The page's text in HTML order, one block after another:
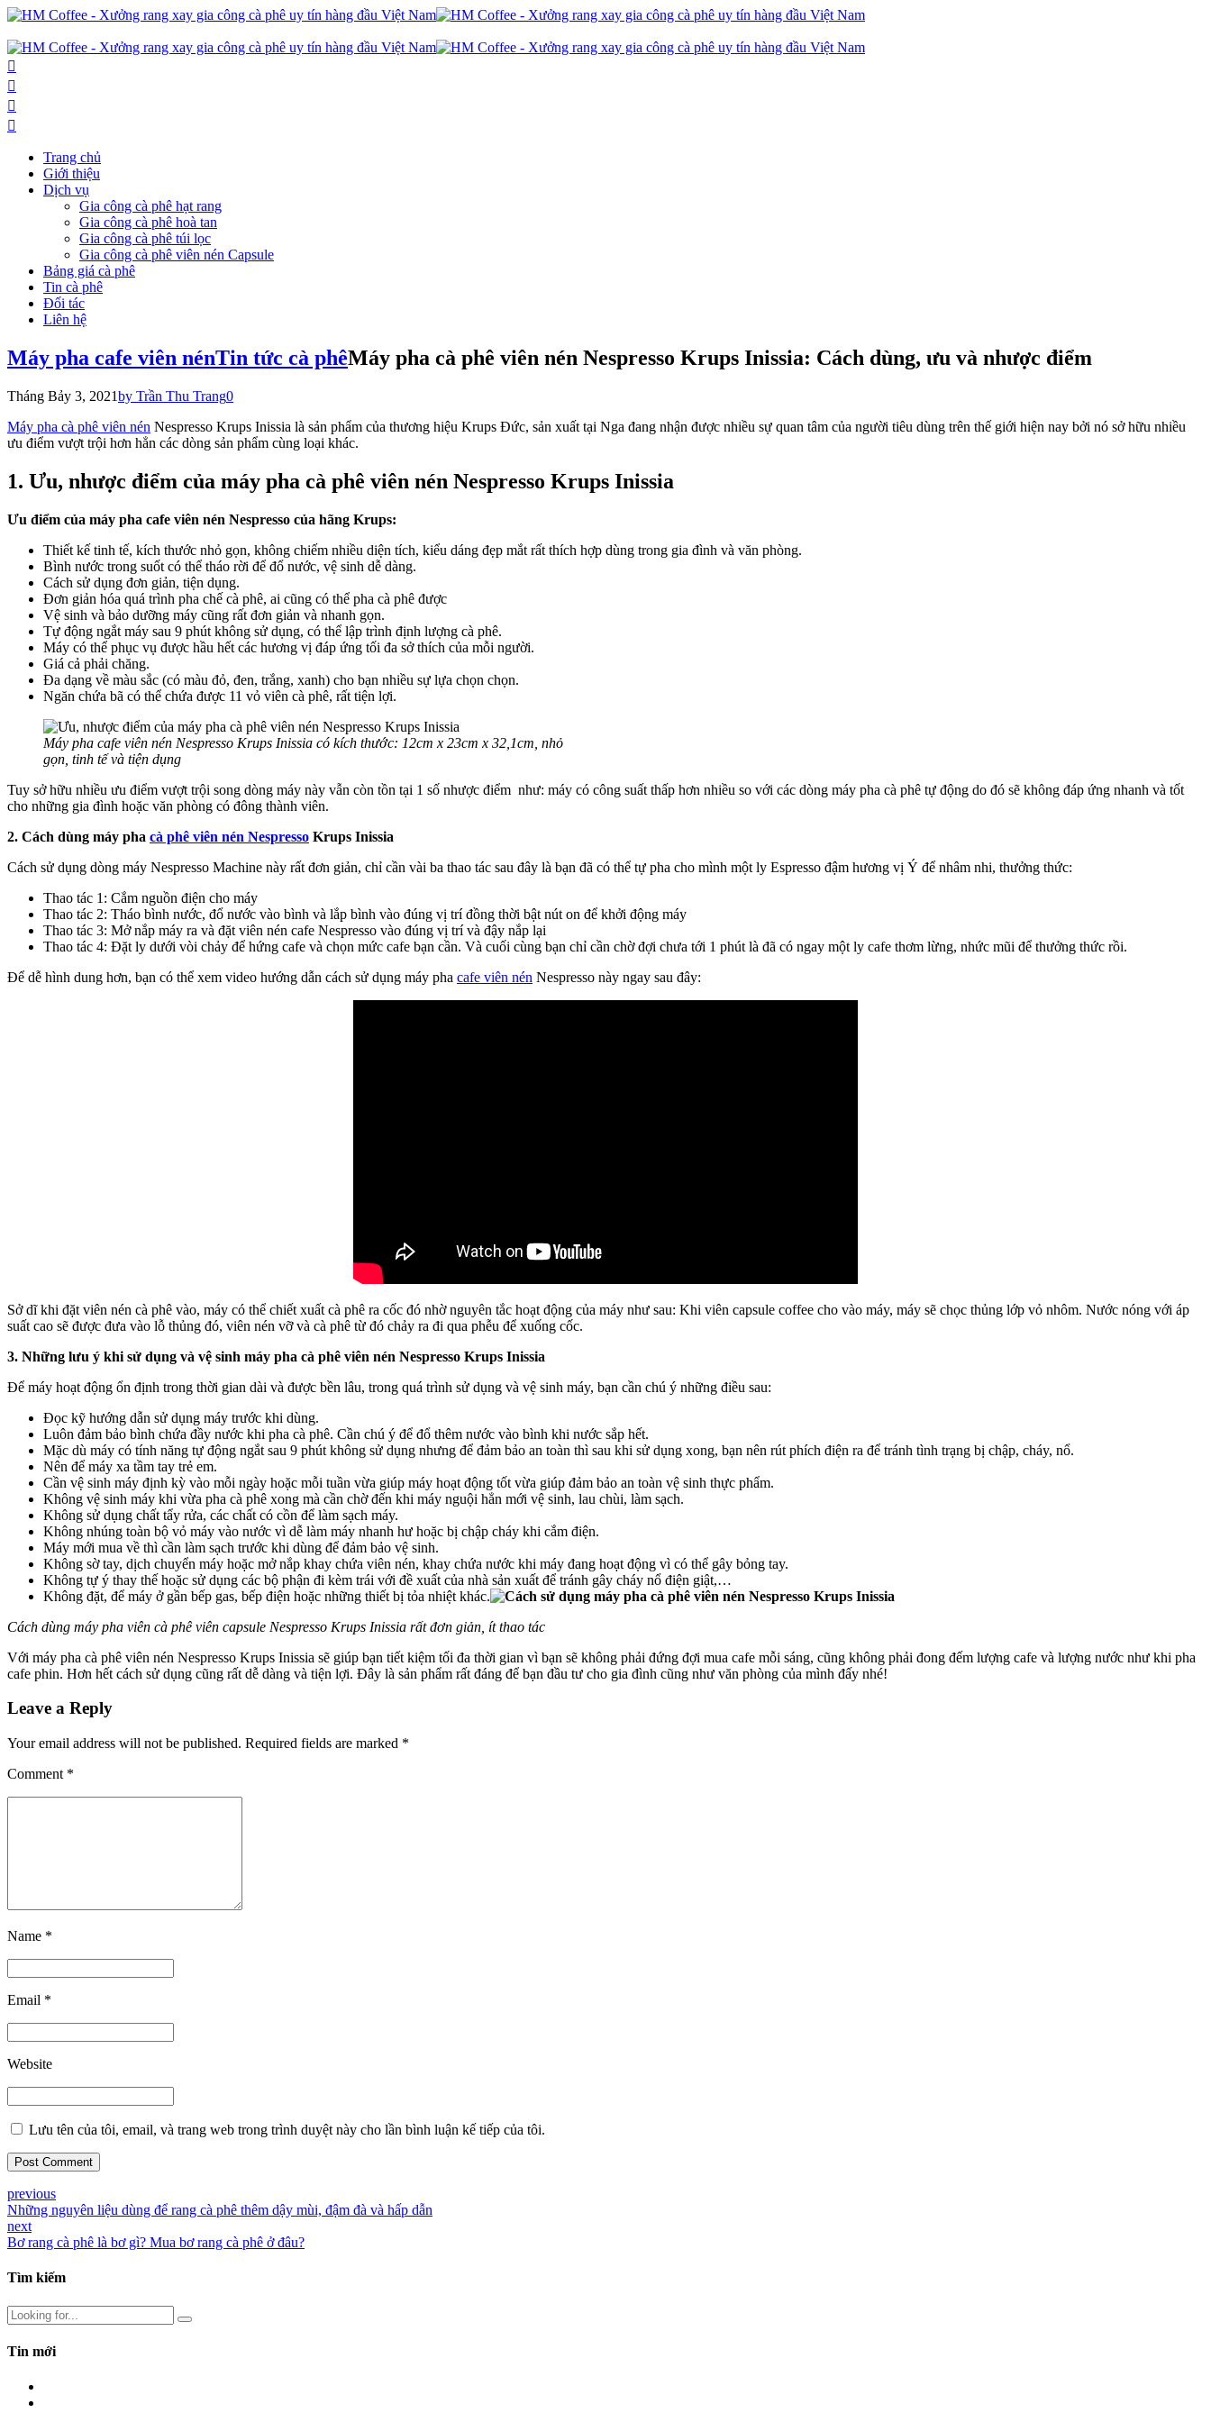
Trang chủ
Giới thiệu
Dịch vụ
Gia công cà phê hạt rang
Gia công cà phê hoà tan
Gia công cà phê túi lọc
Gia công cà phê viên nén Capsule
Bảng giá cà phê
Tin cà phê
Đối tác
Liên hệ
Máy pha cafe viên nénTin tức cà phêMáy pha cà phê viên nén Nespresso Krups Inissia: Cách dùng, ưu và nhược điểm
Tháng Bảy 3, 2021by Trần Thu Trang0
Máy pha cà phê viên nén Nespresso Krups Inissia là sản phẩm của thương hiệu Krups Đức, sản xuất tại Nga đang nhận được nhiều sự quan tâm của người tiêu dùng trên thế giới hiện nay bởi nó sở hữu nhiều
ưu điểm vượt trội hơn hẳn các dòng sản phẩm cùng loại khác.
1. Ưu, nhược điểm của máy pha cà phê viên nén Nespresso Krups Inissia
Ưu điểm của máy pha cafe viên nén Nespresso của hãng Krups:
Thiết kế tinh tế, kích thước nhỏ gọn, không chiếm nhiều diện tích, kiểu dáng đẹp mắt rất thích hợp dùng trong gia đình và văn phòng.
Bình nước trong suốt có thể tháo rời để đổ nước, vệ sinh dễ dàng.
Cách sử dụng đơn giản, tiện dụng.
Đơn giản hóa quá trình pha chế cà phê, ai cũng có thể pha cà phê được
Vệ sinh và bảo dưỡng máy cũng rất đơn giản và nhanh gọn.
Tự động ngắt máy sau 9 phút không sử dụng, có thể lập trình định lượng cà phê.
Máy có thể phục vụ được hầu hết các hương vị đáp ứng tối đa sở thích của mỗi người.
Giá cả phải chăng.
Đa dạng về màu sắc (có màu đỏ, đen, trắng, xanh) cho bạn nhiều sự lựa chọn chọn.
Ngăn chứa bã có thể chứa được 11 vỏ viên cà phê, rất tiện lợi.
Máy pha cafe viên nén Nespresso Krups Inissia có kích thước: 12cm x 23cm x 32,1cm, nhỏ
gọn, tinh tế và tiện dụng
Tuy sở hữu nhiều ưu điểm vượt trội song dòng máy này vẫn còn tồn tại 1 số nhược điểm như: máy có công suất thấp hơn nhiều so với các dòng máy pha cà phê tự động do đó sẽ không đáp ứng nhanh và tốt
cho những gia đình hoặc văn phòng có đông thành viên.
2. Cách dùng máy pha cà phê viên nén Nespresso Krups Inissia
Cách sử dụng dòng máy Nespresso Machine này rất đơn giản, chỉ cần vài ba thao tác sau đây là bạn đã có thể tự pha cho mình một ly Espresso đậm hương vị Ý để nhâm nhi, thưởng thức:
Thao tác 1: Cắm nguồn điện cho máy
Thao tác 2: Tháo bình nước, đổ nước vào bình và lắp bình vào đúng vị trí đồng thời bật nút on để khởi động máy
Thao tác 3: Mở nắp máy ra và đặt viên nén cafe Nespresso vào đúng vị trí và đậy nắp lại
Thao tác 4: Đặt ly dưới vòi chảy để hứng cafe và chọn mức cafe bạn cần. Và cuối cùng bạn chỉ cần chờ đợi chưa tới 1 phút là đã có ngay một ly cafe thơm lừng, nhức mũi để thưởng thức rồi.
Để dễ hình dung hơn, bạn có thể xem video hướng dẫn cách sử dụng máy pha cafe viên nén Nespresso này ngay sau đây:
Sở dĩ khi đặt viên nén cà phê vào, máy có thể chiết xuất cà phê ra cốc đó nhờ nguyên tắc hoạt động của máy như sau: Khi viên capsule coffee cho vào máy, máy sẽ chọc thủng lớp vỏ nhôm. Nước nóng với áp
suất cao sẽ được đưa vào lỗ thủng đó, viên nén vỡ và cà phê từ đó chảy ra đi qua phễu để xuống cốc.
3. Những lưu ý khi sử dụng và vệ sinh máy pha cà phê viên nén Nespresso Krups Inissia
Để máy hoạt động ổn định trong thời gian dài và được bền lâu, trong quá trình sử dụng và vệ sinh máy, bạn cần chú ý những điều sau:
Đọc kỹ hướng dẫn sử dụng máy trước khi dùng.
Luôn đảm bảo bình chứa đầy nước khi pha cà phê. Cần chú ý để đổ thêm nước vào bình khi nước sắp hết.
Mặc dù máy có tính năng tự động ngắt sau 9 phút không sử dụng nhưng để đảm bảo an toàn thì sau khi sử dụng xong, bạn nên rút phích điện ra để tránh tình trạng bị chập, cháy, nổ.
Nên để máy xa tầm tay trẻ em.
Cần vệ sinh máy định kỳ vào mỗi ngày hoặc mỗi tuần vừa giúp máy hoạt động tốt vừa giúp đảm bảo an toàn vệ sinh thực phẩm.
Không vệ sinh máy khi vừa pha cà phê xong mà cần chờ đến khi máy nguội hẳn mới vệ sinh, lau chùi, làm sạch.
Không sử dụng chất tẩy rửa, các chất có cồn để làm sạch máy.
Không nhúng toàn bộ vỏ máy vào nước vì dễ làm máy nhanh hư hoặc bị chập cháy khi cắm điện.
Máy mới mua về thì cần làm sạch trước khi dùng để đảm bảo vệ sinh.
Không sờ tay, dịch chuyển máy hoặc mở nắp khay chứa viên nén, khay chứa nước khi máy đang hoạt động vì có thể gây bỏng tay.
Không tự ý thay thế hoặc sử dụng các bộ phận đi kèm trái với đề xuất của nhà sản xuất để tránh gây cháy nổ điện giật,…
Không đặt, để máy ở gần bếp gas, bếp điện hoặc những thiết bị tỏa nhiệt khác.
Cách dùng máy pha viên cà phê viên capsule Nespresso Krups Inissia rất đơn giản, ít thao tác
Với máy pha cà phê viên nén Nespresso Krups Inissia sẽ giúp bạn tiết kiệm tối đa thời gian vì bạn sẽ không phải đứng đợi mua cafe mỗi sáng, cũng không phải đong đếm lượng cafe và lượng nước như khi pha
cafe phin. Hơn hết cách sử dụng cũng rất dễ dàng và tiện lợi. Đây là sản phẩm rất đáng để bạn đầu tư cho gia đình cũng như văn phòng của mình đấy nhé!
Leave a Reply
Your email address will not be published. Required fields are marked *
Comment *
Name *
Email *
Website
Lưu tên của tôi, email, và trang web trong trình duyệt này cho lần bình luận kế tiếp của tôi.
Post Comment
previous
Những nguyên liệu dùng để rang cà phê thêm dậy mùi, đậm đà và hấp dẫn
next
Bơ rang cà phê là bơ gì? Mua bơ rang cà phê ở đâu?
Tìm kiếm
Tin mới